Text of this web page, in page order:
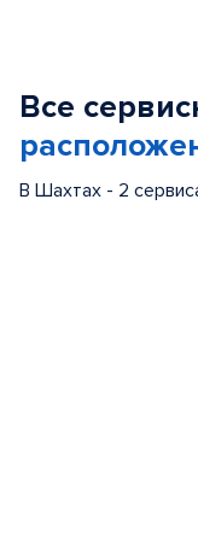
Все
В Шахтах - 2